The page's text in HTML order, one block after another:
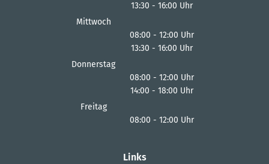
Von 08:00 bis 12:00 Uhr
13:30 - 16:00 Uhr
Mittwoch
08:00 - 12:00 Uhr
Von 08:00 bis 12:00 Uhr
13:30 - 16:00 Uhr
Donnerstag
08:00 - 12:00 Uhr
Von 08:00 bis 12:00 Uhr
14:00 - 18:00 Uhr
Freitag
08:00 - 12:00 Uhr
Links